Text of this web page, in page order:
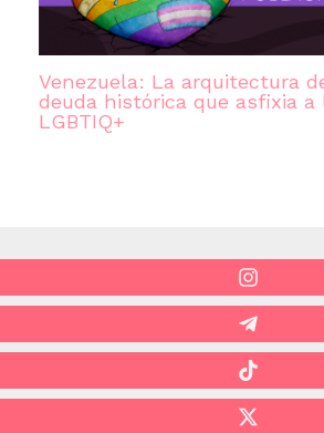
Venezuela: La arquitectura
deuda histórica que asfixia a
LGBTIQ+